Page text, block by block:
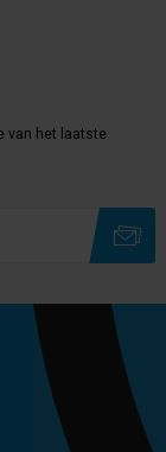
van het laatste